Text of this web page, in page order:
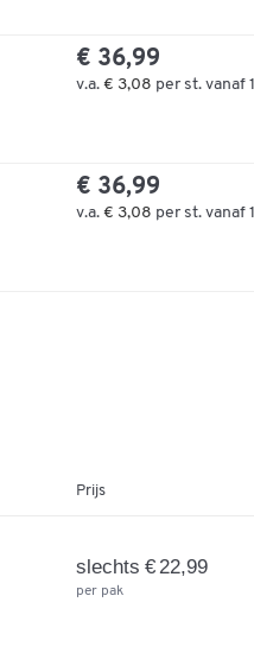
€ 36,99
v.a. € 3,08 per st. vanaf
€ 36,99
v.a. € 3,08 per st. vanaf
Prijs
slechts € 22,99
per pak